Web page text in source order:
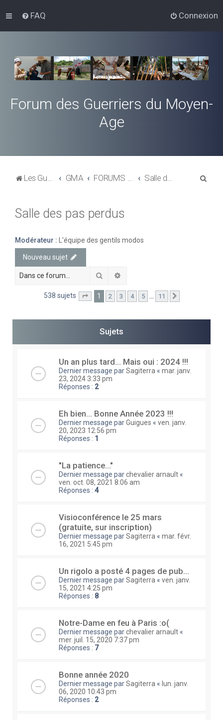
FAQ Connexion
Forum des Guerriers du Moyen-
Age
Les Guerriers du Moyen-Age GMA FORUMS GENERALISTES Salle des pas perdus
Salle des pas perdus
Modérateur : L'équipe des gentils modos
Nouveau sujet
Rechercher
538 sujets Page sur11
1 2 3 4 5 … 11
Sujets
Un an plus tard… Mais oui : 2024 !!!
Dernier message parSagiterra « mar. janv.
23, 2024 3:33 pm
Réponses : 2
Eh bien... Bonne Année 2023 !!!
Dernier message parGuigues « ven. janv.
20, 2023 12:56 pm
Réponses : 1
"La patience…"
Dernier message parchevalier arnault «
ven. oct. 08, 2021 8:06 am
Réponses : 4
Visioconférence le 25 mars
(gratuite, sur inscription)
Dernier message parSagiterra « mar. févr.
16, 2021 5:45 pm
Un rigolo a posté 4 pages de pub...
Dernier message parSagiterra « ven. janv.
15, 2021 4:25 pm
Réponses : 8
Notre-Dame en feu à Paris :o(
Dernier message parchevalier arnault «
mer. juil. 15, 2020 7:37 pm
Réponses : 7
Bonne année 2020
Dernier message parSagiterra « lun. janv.
06, 2020 10:43 pm
Réponses : 2